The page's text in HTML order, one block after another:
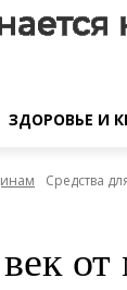
ЗДОРОВЬЕ И
Средства
век